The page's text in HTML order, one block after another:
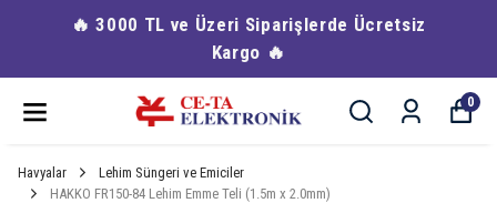
🔥 3000 TL ve Üzeri Siparişlerde Ücretsiz
Kargo 🔥
0
Havyalar
Lehim Süngeri ve Emiciler
HAKKO FR150-84 Lehim Emme Teli (1.5m x 2.0mm)